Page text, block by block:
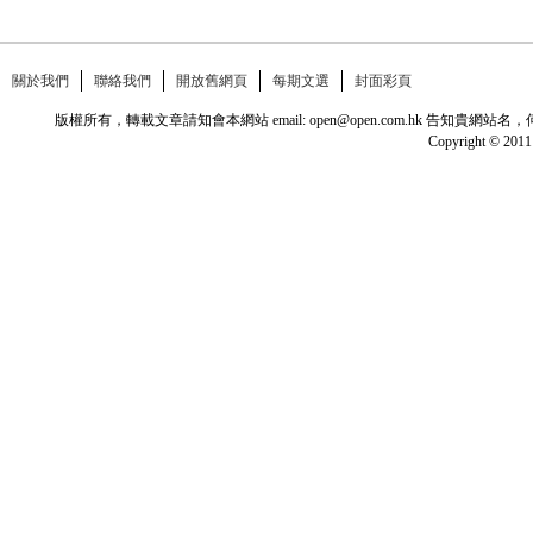
關於我們 聯絡我們 開放舊網頁 每期文選 封面彩頁
版權所有，轉載文章請知會本網站 email: open@open.com.hk 告知貴網站
Copyright © 2011